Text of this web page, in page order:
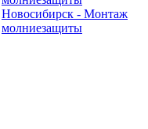
Новосибирск - Монтаж
молниезащиты